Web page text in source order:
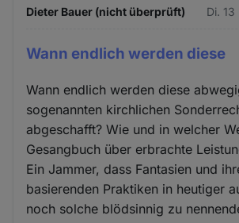
Dieter Bauer (nicht überprüft) Di.
Wann endlich werden diese
Wann endlich werden diese
sogenannten kirchlichen
abgeschafft? Wie und in welcher
Gesangbuch über erbrachte
Ein Jammer, dass Fantasien und
basierenden Praktiken in heutiger
noch solche blödsinnig zu